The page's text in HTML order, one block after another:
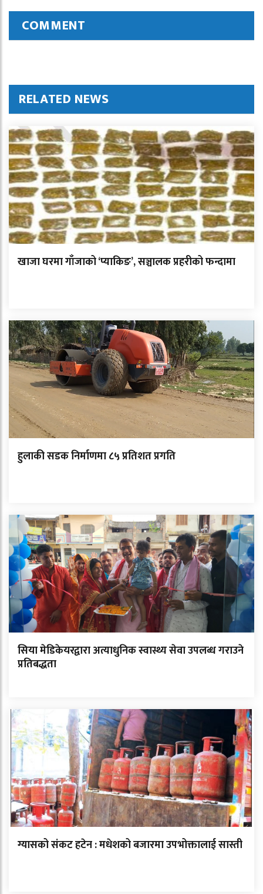
COMMENT
RELATED NEWS
खाजा घरमा गाँजाको ‘प्याकिङ’, सञ्चालक प्रहरीको फन्दामा
हुलाकी सडक निर्माणमा ८५ प्रतिशत प्रगति
सिया मेडिकेयरद्वारा अत्याधुनिक स्वास्थ्य सेवा उपलब्ध गराउने
प्रतिबद्धता
ग्यासको संकट हटेन : मधेशको बजारमा उपभोक्तालाई सास्ती